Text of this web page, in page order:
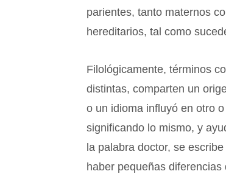
parientes, tanto maternos
hereditarios, tal como
Filológicamente, términos
distintas, comparten un
o un idioma influyó en otro
significando lo mismo, y
la palabra doctor, se
haber pequeñas